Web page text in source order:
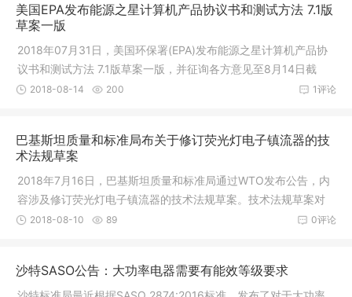
美国EPA发布能源之星计算机产品协议书和测试方法 7.1版
草案一版
2018年07月31日，美国环保署(EPA)发布能源之星计算机产品协
议书和测试方法 7.1版草案一版，并征询各方意见至8月14日截
止。预计在08月28日能公布7.1版的最终版本。第7.1版的草案内容
1评论
2018-08-14 200
巴基斯坦质量和标准局布关于修订荧光灯电子镇流器的技
术法规草案
2018年7月16日，巴基斯坦质量和标准局通过WTO发布公告，内
容涉及修订荧光灯电子镇流器的技术法规草案。技术法规草案对
用于1000V、50 Hz或60 Hz的交流电或直流电源荧光灯电子镇流
0评论
2018-08-10 89
沙特SASO公告：大功率电器需要有能效等级要求